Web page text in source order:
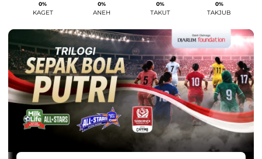
0%
KAGET
0%
ANEH
0%
TAKUT
0%
TAKJUB